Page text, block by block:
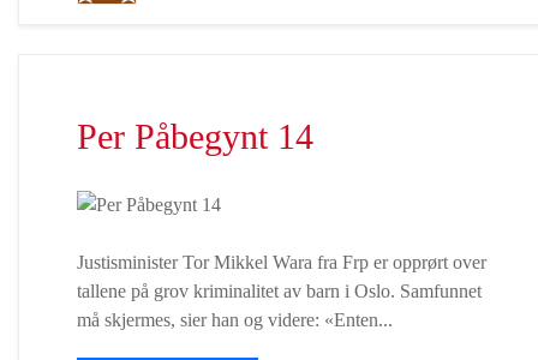
Per Påbegynt 14
Justisminister Tor Mikkel Wara fra Frp er opprørt over
tallene på grov kriminalitet av barn i Oslo. Samfunnet
må skjermes, sier han og videre: «Enten...